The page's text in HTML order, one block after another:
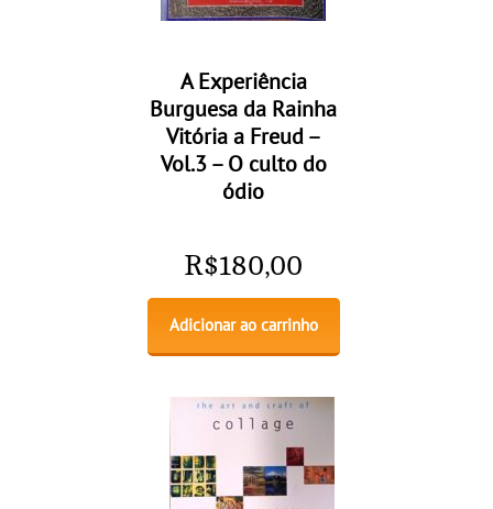
A Experiência
Burguesa da Rainha
Vitória a Freud –
Vol.3 – O culto do
ódio
R$180,00
Adicionar ao carrinho